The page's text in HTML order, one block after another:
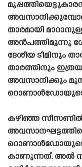
താരമായി
അൻപത്തിമൂന്നു
ദേശീയ ടീമിനും
താരത്തിനും
അവസാനിക്കും
റൊണാൾഡോയുടെ
കഴിഞ്ഞ
കാണുന്നത്. അൽ